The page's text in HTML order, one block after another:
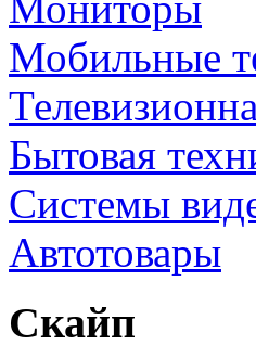
Мобильные
Бытовая
Cистемы
Автотовары
Скайп